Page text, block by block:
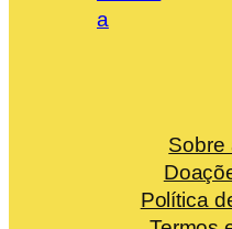
Sobre
Política